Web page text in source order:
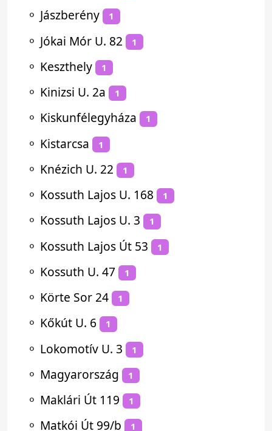
⚬ Jászberény 1
⚬ Jókai Mór U. 82 1
⚬ Keszthely 1
⚬ Kinizsi U. 2a 1
⚬ Kiskunfélegyháza 1
⚬ Kistarcsa 1
⚬ Knézich U. 22 1
⚬ Kossuth Lajos U. 168 1
⚬ Kossuth Lajos U. 3 1
⚬ Kossuth Lajos Út 53 1
⚬ Kossuth U. 47 1
⚬ Körte Sor 24 1
⚬ Kőkút U. 6 1
⚬ Lokomotív U. 3 1
⚬ Magyarország 1
⚬ Maklári Út 119 1
⚬ Matkói Út 99/b 1